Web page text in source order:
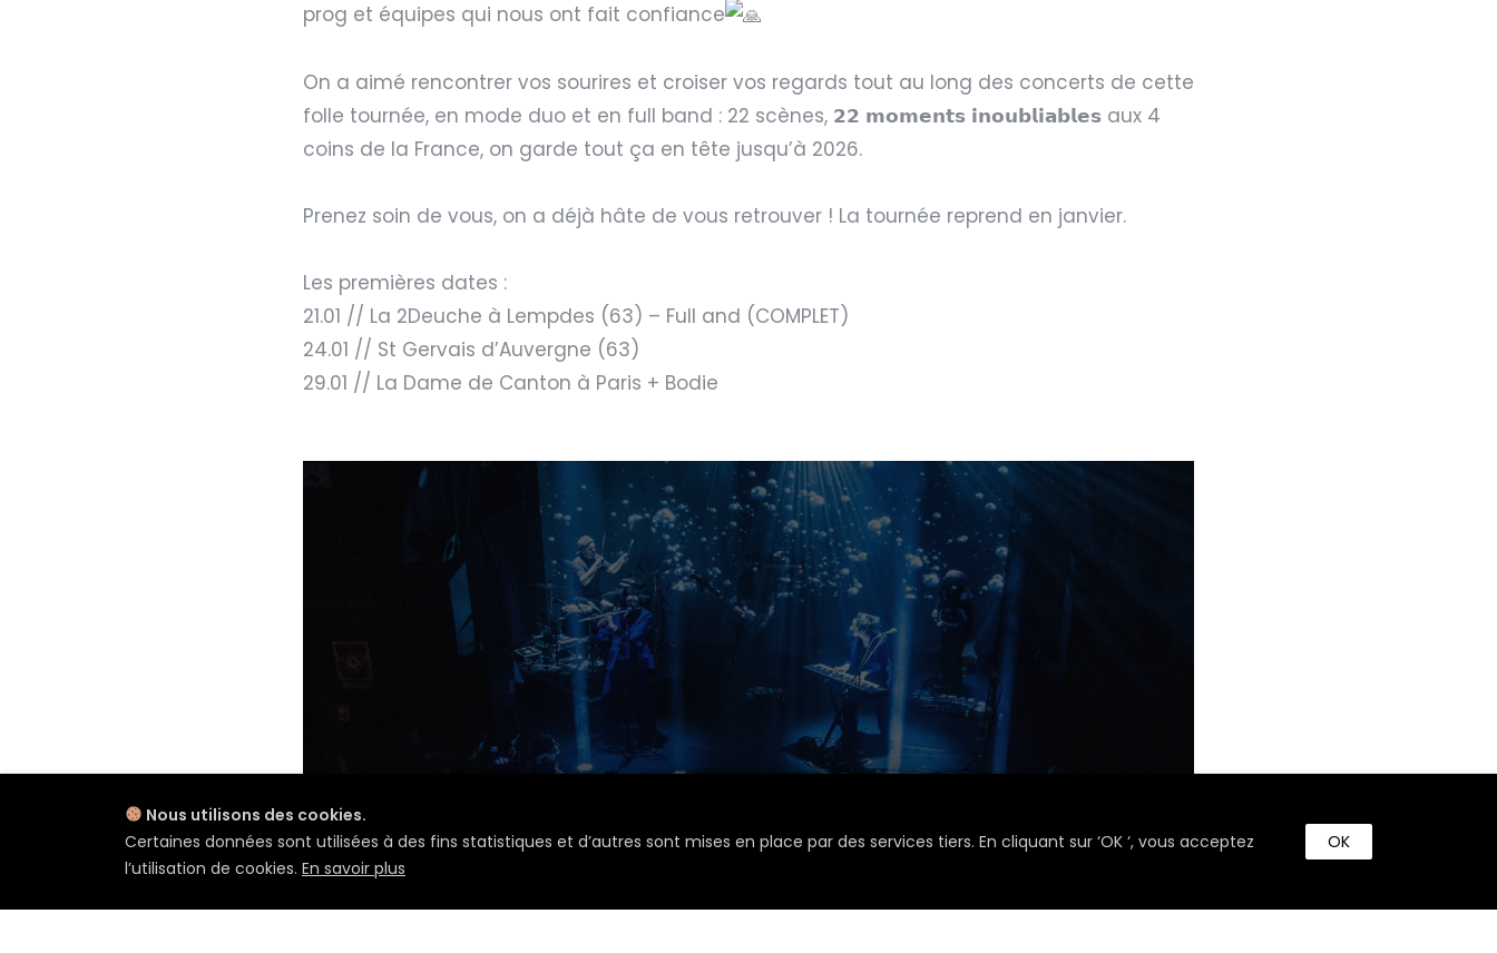
prog et équipes qui nous ont fait confiance
On a aimé rencontrer vos sourires et croiser vos regards tout au long des concerts de cette
folle tournée, en mode duo et en full band : 22 scènes, 𝟮𝟮 𝗺𝗼𝗺𝗲𝗻𝘁𝘀 𝗶𝗻𝗼𝘂𝗯𝗹𝗶𝗮𝗯𝗹𝗲𝘀 aux 4
coins de la France, on garde tout ça en tête jusqu’à 2026.
Prenez soin de vous, on a déjà hâte de vous retrouver ! La tournée reprend en janvier.
Les premières dates :
21.01 // La 2Deuche à Lempdes (63) – Full and (COMPLET)
24.01 // St Gervais d’Auvergne (63)
29.01 // La Dame de Canton à Paris + Bodie
Nous utilisons des cookies.
Certaines données sont utilisées à des fins statistiques et d’autres sont mises en place par des services tiers. En cliquant sur ‘OK ‘, vous acceptez
l’utilisation de cookies. En savoir plus
OK